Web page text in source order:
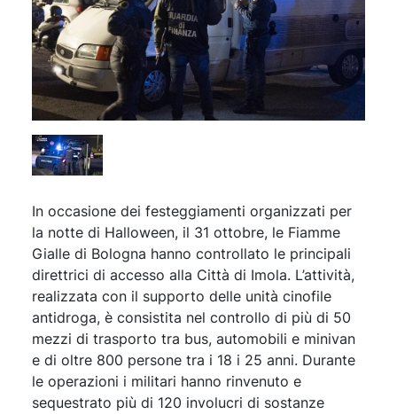
In occasione dei festeggiamenti organizzati per
la notte di Halloween, il 31 ottobre, le Fiamme
Gialle di Bologna hanno controllato le principali
direttrici di accesso alla Città di Imola. L’attività,
realizzata con il supporto delle unità cinofile
antidroga, è consistita nel controllo di più di 50
mezzi di trasporto tra bus, automobili e minivan
e di oltre 800 persone tra i 18 i 25 anni. Durante
le operazioni i militari hanno rinvenuto e
sequestrato più di 120 involucri di sostanze